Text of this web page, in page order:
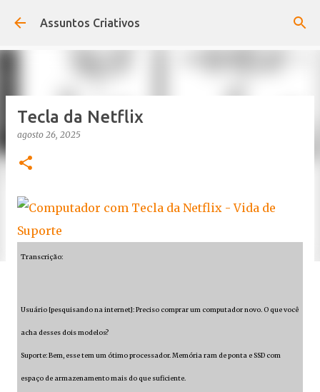
Pular para o conteúdo principal
Assuntos Criativos
Tecla da Netflix
agosto 26, 2025
Transcrição:
Usuário [pesquisando na internet]: Preciso comprar um computador novo. O que você
acha desses dois modelos?
Suporte: Bem, esse tem um ótimo processador. Memória ram de ponta e SSD com
espaço de armazenamento mais do que suficiente.